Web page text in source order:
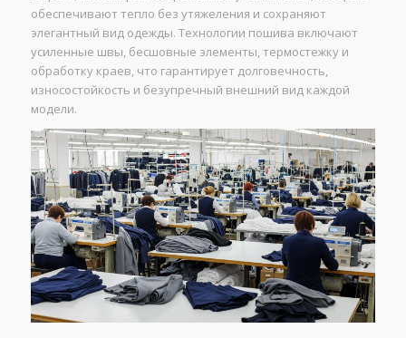
обеспечивают тепло без утяжеления и сохраняют
элегантный вид одежды. Технологии пошива включают
усиленные швы, бесшовные элементы, термостежку и
обработку краев, что гарантирует долговечность,
износостойкость и безупречный внешний вид каждой
модели.